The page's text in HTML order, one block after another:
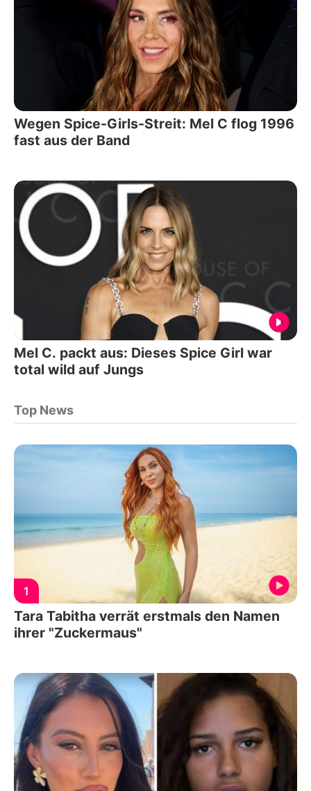
Wegen Spice-Girls-Streit: Mel C flog 1996
fast aus der Band
Mel C. packt aus: Dieses Spice Girl war
total wild auf Jungs
Top News
1
Tara Tabitha verrät erstmals den Namen
ihrer "Zuckermaus"